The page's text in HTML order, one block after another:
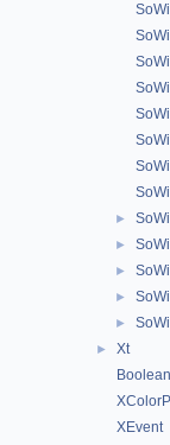
►
►
►
►
►
►
Xt
Boolean
XEvent